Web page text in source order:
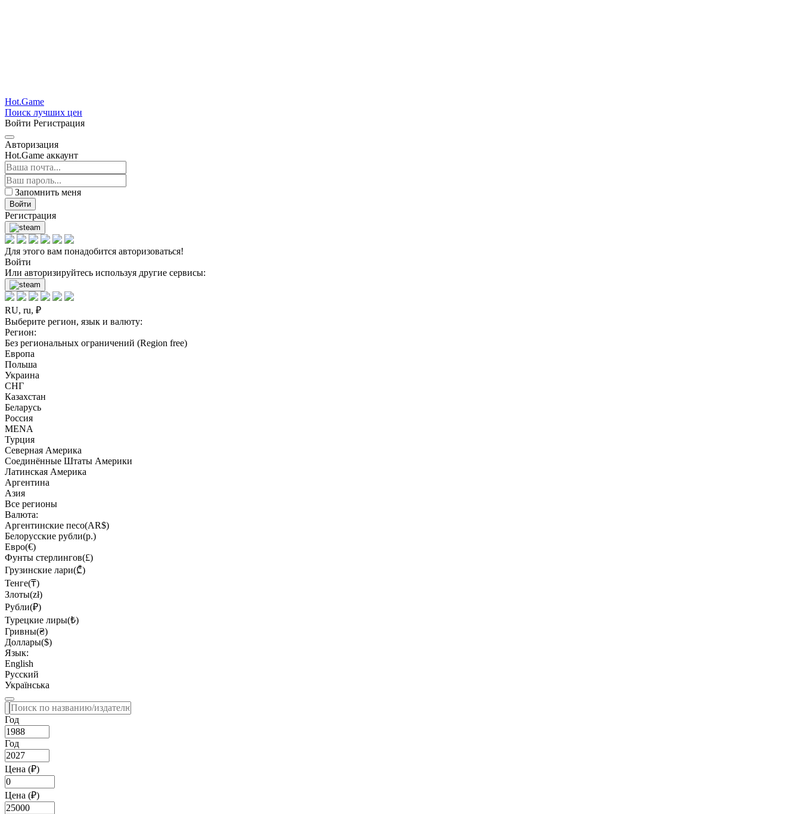
Hot.Game
Поиск лучших цен
Войти Регистрация
Авторизация
Hot.Game аккаунт
Запомнить меня
Войти
Регистрация
Для этого вам понадобится авторизоваться!
Войти
Или авторизируйтесь используя другие сервисы:
RU, ru, ₽
Выберите регион, язык и валюту:
Регион:
Без региональных ограничений (Region free)
Европа
Польша
Украина
СНГ
Казахстан
Беларусь
Россия
MENA
Турция
Северная Америка
Соединённые Штаты Америки
Латинская Америка
Аргентина
Азия
Все регионы
Валюта:
Аргентинские песо(AR$)
Белорусские рубли(р.)
Евро(€)
Фунты стерлингов(£)
Грузинские лари(₾)
Тенге(₸)
Злоты(zł)
Рубли(₽)
Турецкие лиры(₺)
Гривны(₴)
Доллары($)
Язык:
English
Русский
Українська
Год
Год
Цена (₽)
Цена (₽)